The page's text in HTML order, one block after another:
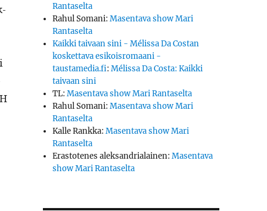
Rantaselta
Rahul Somani:Masentava show Mari
Rantaselta
Kaikki taivaan sini - Mélissa Da Costan
koskettava esikoisromaani -
taustamedia.fi:Mélissa Da Costa: Kaikki
taivaan sini
TL:Masentava show Mari Rantaselta
Rahul Somani:Masentava show Mari
Rantaselta
Kalle Rankka:Masentava show Mari
Rantaselta
Erastotenes aleksandrialainen:Masentava
show Mari Rantaselta